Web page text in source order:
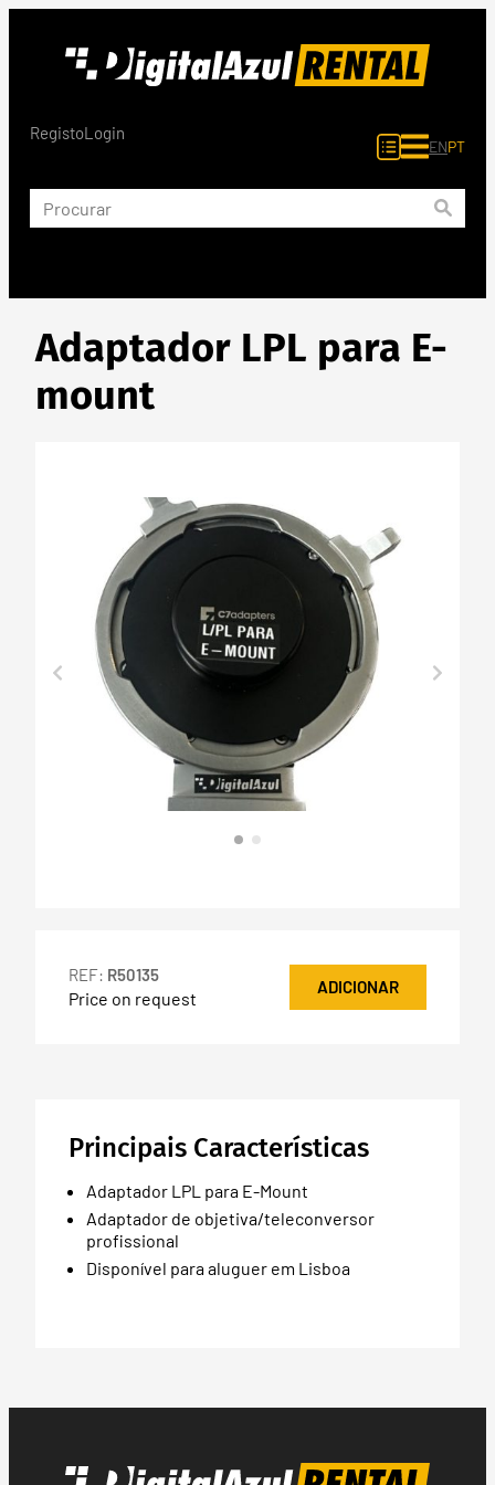
RegistoLogin
ENPT
Adaptador LPL para E-
mount
REF: R50135
Price on request
ADICIONAR
Principais Características
Adaptador LPL para E-Mount
Adaptador de objetiva/teleconversor
profissional
Disponível para aluguer em Lisboa